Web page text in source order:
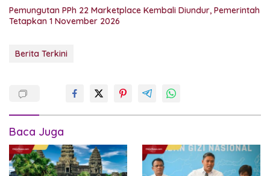
Pemungutan PPh 22 Marketplace Kembali Diundur, Pemerintah
Tetapkan 1 November 2026
Berita Terkini
Baca Juga